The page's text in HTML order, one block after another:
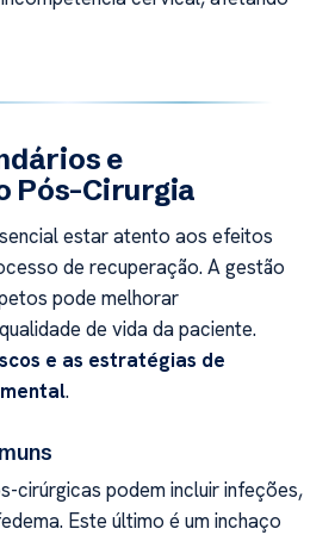
e
Pós-Cirurgia
estar atento aos efeitos
de recuperação. A gestão
pode melhorar
de vida da paciente.
e as estratégias de
.
cirúrgicas podem incluir infeções,
Este último é um inchaço